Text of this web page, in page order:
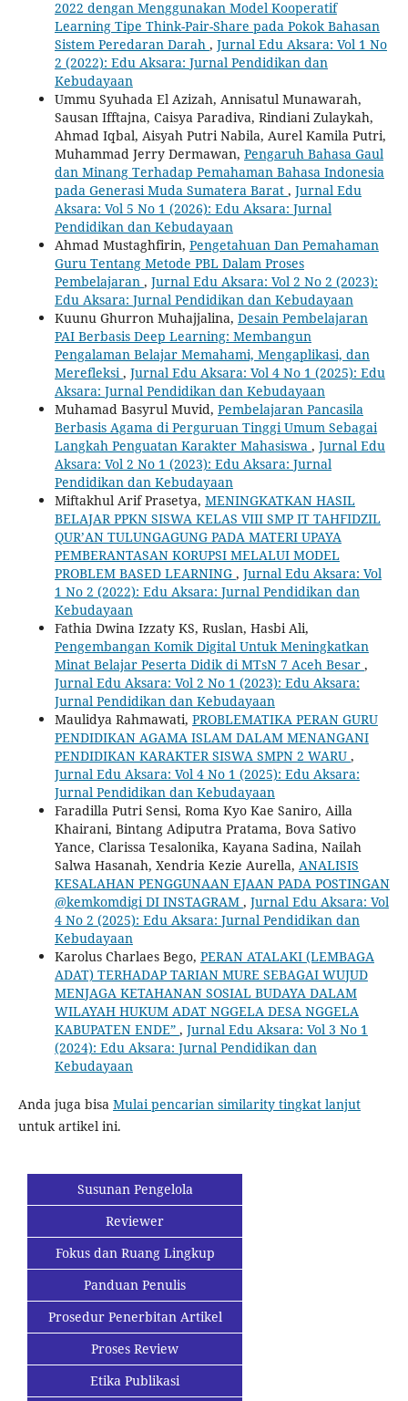
2022 dengan Menggunakan Model Kooperatif
Learning Tipe Think-Pair-Share pada Pokok Bahasan
Sistem Peredaran Darah , Jurnal Edu Aksara: Vol 1 No
2 (2022): Edu Aksara: Jurnal Pendidikan dan
Kebudayaan
Ummu Syuhada El Azizah, Annisatul Munawarah,
Sausan Ifftajna, Caisya Paradiva, Rindiani Zulaykah,
Ahmad Iqbal, Aisyah Putri Nabila, Aurel Kamila Putri,
Muhammad Jerry Dermawan, Pengaruh Bahasa Gaul
dan Minang Terhadap Pemahaman Bahasa Indonesia
pada Generasi Muda Sumatera Barat , Jurnal Edu
Aksara: Vol 5 No 1 (2026): Edu Aksara: Jurnal
Pendidikan dan Kebudayaan
Ahmad Mustaghfirin, Pengetahuan Dan Pemahaman
Guru Tentang Metode PBL Dalam Proses
Pembelajaran , Jurnal Edu Aksara: Vol 2 No 2 (2023):
Edu Aksara: Jurnal Pendidikan dan Kebudayaan
Kuunu Ghurron Muhajjalina, Desain Pembelajaran
PAI Berbasis Deep Learning: Membangun
Pengalaman Belajar Memahami, Mengaplikasi, dan
Merefleksi, Jurnal Edu Aksara: Vol 4 No 1 (2025): Edu
Aksara: Jurnal Pendidikan dan Kebudayaan
Muhamad Basyrul Muvid, Pembelajaran Pancasila
Berbasis Agama di Perguruan Tinggi Umum Sebagai
Langkah Penguatan Karakter Mahasiswa , Jurnal Edu
Aksara: Vol 2 No 1 (2023): Edu Aksara: Jurnal
Pendidikan dan Kebudayaan
Miftakhul Arif Prasetya, MENINGKATKAN HASIL
BELAJAR PPKN SISWA KELAS VIII SMP IT TAHFIDZIL
QUR’AN TULUNGAGUNG PADA MATERI UPAYA
PEMBERANTASAN KORUPSI MELALUI MODEL
PROBLEM BASED LEARNING , Jurnal Edu Aksara: Vol
1 No 2 (2022): Edu Aksara: Jurnal Pendidikan dan
Kebudayaan
Fathia Dwina Izzaty KS, Ruslan, Hasbi Ali,
Pengembangan Komik Digital Untuk Meningkatkan
Minat Belajar Peserta Didik di MTsN 7 Aceh Besar ,
Jurnal Edu Aksara: Vol 2 No 1 (2023): Edu Aksara:
Jurnal Pendidikan dan Kebudayaan
Maulidya Rahmawati, PROBLEMATIKA PERAN GURU
PENDIDIKAN AGAMA ISLAM DALAM MENANGANI
PENDIDIKAN KARAKTER SISWA SMPN 2 WARU ,
Jurnal Edu Aksara: Vol 4 No 1 (2025): Edu Aksara:
Jurnal Pendidikan dan Kebudayaan
Faradilla Putri Sensi, Roma Kyo Kae Saniro, Ailla
Khairani, Bintang Adiputra Pratama, Bova Sativo
Yance, Clarissa Tesalonika, Kayana Sadina, Nailah
Salwa Hasanah, Xendria Kezie Aurella, ANALISIS
KESALAHAN PENGGUNAAN EJAAN PADA POSTINGAN
@kemkomdigi DI INSTAGRAM , Jurnal Edu Aksara: Vol
4 No 2 (2025): Edu Aksara: Jurnal Pendidikan dan
Kebudayaan
Karolus Charlaes Bego, PERAN ATALAKI (LEMBAGA
ADAT) TERHADAP TARIAN MURE SEBAGAI WUJUD
MENJAGA KETAHANAN SOSIAL BUDAYA DALAM
WILAYAH HUKUM ADAT NGGELA DESA NGGELA
KABUPATEN ENDE” , Jurnal Edu Aksara: Vol 3 No 1
(2024): Edu Aksara: Jurnal Pendidikan dan
Kebudayaan
Anda juga bisa Mulai pencarian similarity tingkat lanjut
untuk artikel ini.
Susunan Pengelola
Reviewer
Fokus dan Ruang Lingkup
Panduan Penulis
Prosedur Penerbitan Artikel
Proses Review
Etika Publikasi